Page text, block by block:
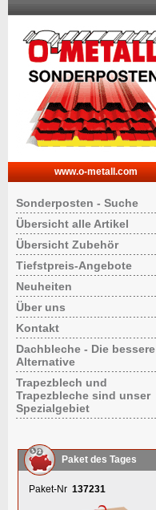
www.o-metall.com
Sonderposten - Suche
Übersicht alle Artikel
Übersicht Zubehör
Tiefstpreis-Angebote
Neuheiten
Über uns
Kontakt
Dachbleche - Die bessere
Alternative
Trapezblech und
Trapezbleche sind unser
Spezialgebiet
Paket des Tages
Paket-Nr 137231